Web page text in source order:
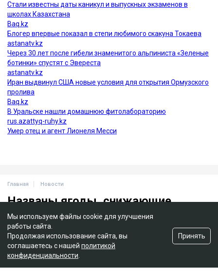
Мы используем файлы cookie для улучшения
работы сайта.
Продолжая использование сайта, вы
соглашаетесь с нашей политикой
конфиденциальности
Принять